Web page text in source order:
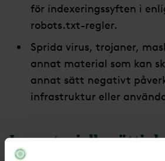
för indexeringssyften i
robots.txt-regler.
Sprida virus, trojaner,
annat material som kan
annat sätt negativt
infrastruktur eller
Immateriella